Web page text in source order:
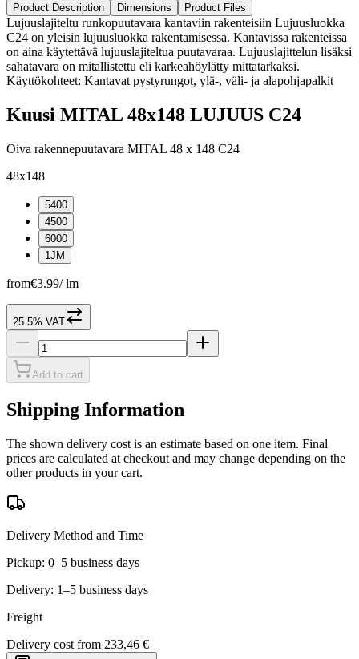
Product Description Dimensions Product Files
Lujuuslajiteltu runkopuutavara kantaviin rakenteisiin Lujuusluokka
C24 on yleisin lujuusluokka rakentamisessa. Kantavissa rakenteissa
on aina käytettävä lujuuslajiteltua puutavaraa. Lujuuslajittelun lisäksi
sahatavara on mitallistettu eli karkeahöylätty mittatarkaksi.
Käyttökohteet: Kantavat pystyrungot, ylä-, väli- ja alapohjapalkit
Kuusi MITAL 48x148 LUJUUS C24
Oiva rakennepuutavara MITAL 48 x 148 C24
48x148
5400
4500
6000
1JM
from€3.99/ lm
25.5% VAT
Add to cart
Shipping Information
The shown delivery cost is an estimate based on one item. Final
prices are calculated at checkout and may change depending on the
other products in your cart.
Delivery Method and Time
Pickup: 0–5 business days
Delivery: 1–5 business days
Freight
Delivery cost from 233,46 €